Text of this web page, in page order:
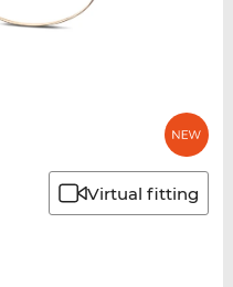
Virtual fitting